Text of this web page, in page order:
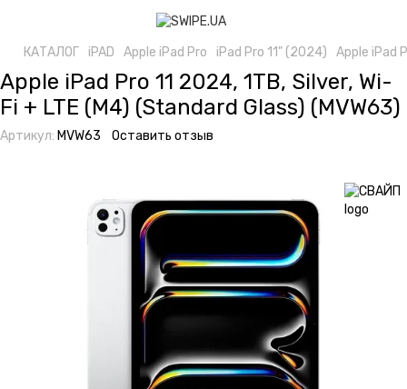
КАТАЛОГ iPAD Apple iPad Pro iPad Pro 11" (2024) Apple iPad
Apple iPad Pro 11 2024, 1TB, Silver, Wi-
Fi + LTE (M4) (Standard Glass) (MVW63)
Артикул: MVW63 Оставить отзыв